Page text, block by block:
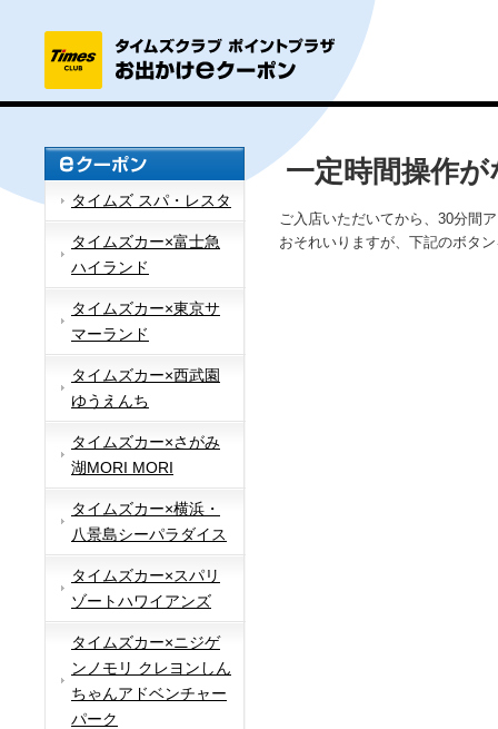
タイムズ スパ・レスタ
タイムズカー×富士急
ハイランド
タイムズカー×東京サ
マーランド
タイムズカー×西武園
ゆうえんち
タイムズカー×さがみ
湖MORI MORI
タイムズカー×横浜・
八景島シーパラダイス
タイムズカー×スパリ
ゾートハワイアンズ
タイムズカー×ニジゲ
ンノモリ クレヨンしん
ちゃんアドベンチャー
パーク
一定時間操作
ご入店いただいてから、30分間
おそれいりますが、下記のボタ